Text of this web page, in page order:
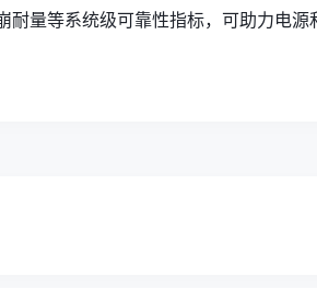
耐量等系统级可靠性指标，可助力电源